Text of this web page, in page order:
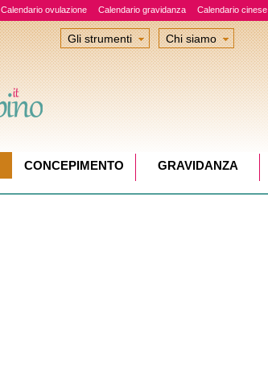
Calendario ovulazione Calendario gravidanza Calendario cinese
Gli strumenti Chi siamo
CONCEPIMENTO GRAVIDANZA